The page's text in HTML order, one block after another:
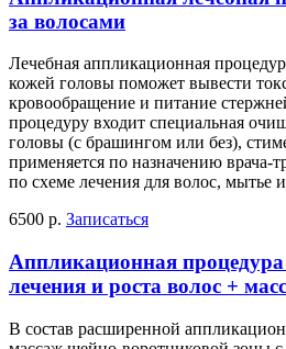
за волосами
Лечебная аппликационная
кожей головы поможет вывести
кровообращение и питание
процедуру входит специальная
головы (с брашингом или без),
применяется по назначению врача-
по схеме лечения для волос, мытье
6500 р. Записаться
Аппликационная
лечения и роста волос +
В состав расширенной